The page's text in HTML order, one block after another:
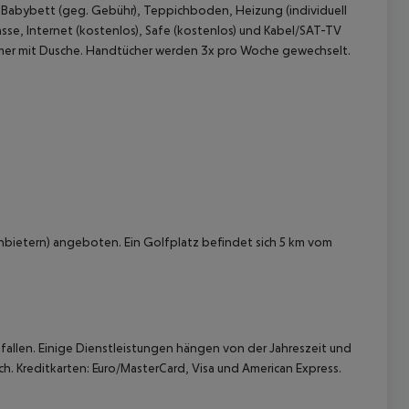
(geg. Gebühr), Teppichboden, Heizung (individuell
Internet (kostenlos), Safe (kostenlos) und Kabel/SAT-TV
mit Dusche. Handtücher werden 3x pro Woche gewechselt.
angeboten. Ein Golfplatz befindet sich 5 km vom
Einige Dienstleistungen hängen von der Jahreszeit und
Kreditkarten: Euro/MasterCard, Visa und American Express.